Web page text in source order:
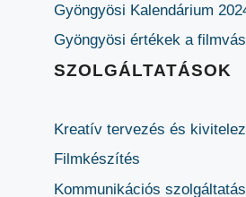
Gyöngyösi Kalendárium
Gyöngyösi értékek a
SZOLGÁLTATÁSOK
Kreatív tervezés és
Filmkészítés
Kommunikációs